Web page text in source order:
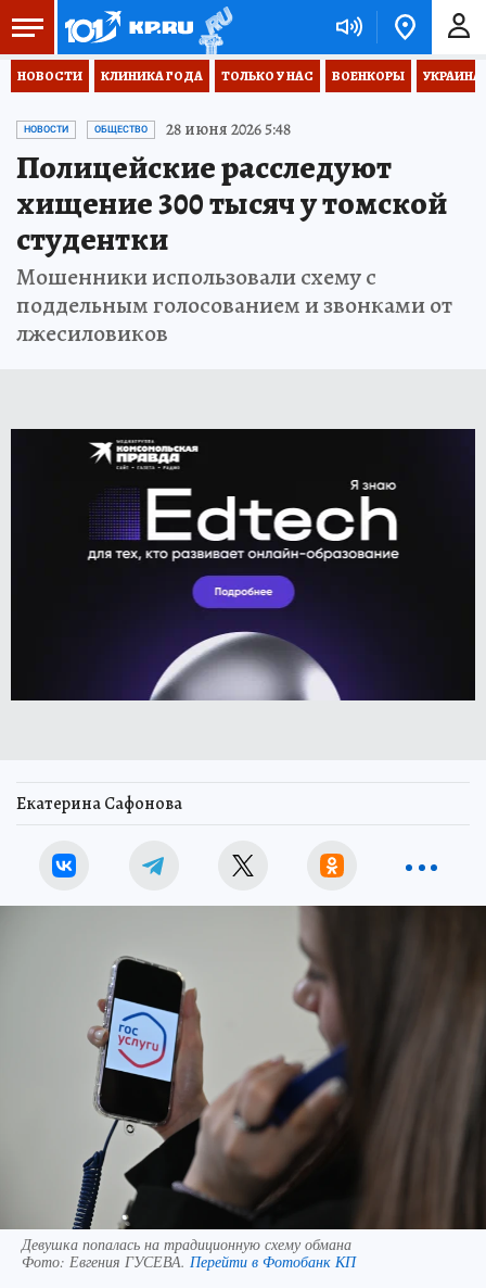
НОВОСТИ КЛИНИКА ГОДА ТОЛЬКО У НАС ВОЕНКОРЫ
НОВОСТИ ОБЩЕСТВО 28 июня 2026 5:48
Полицейские расследуют
хищение 300 тысяч у томской
студентки
Мошенники использовали схему с
поддельным голосованием и звонками от
лжесиловиков
Екатерина Сафонова
Девушка попалась на традиционную схему обмана
Фото: Евгения ГУСЕВА. Перейти в Фотобанк КП